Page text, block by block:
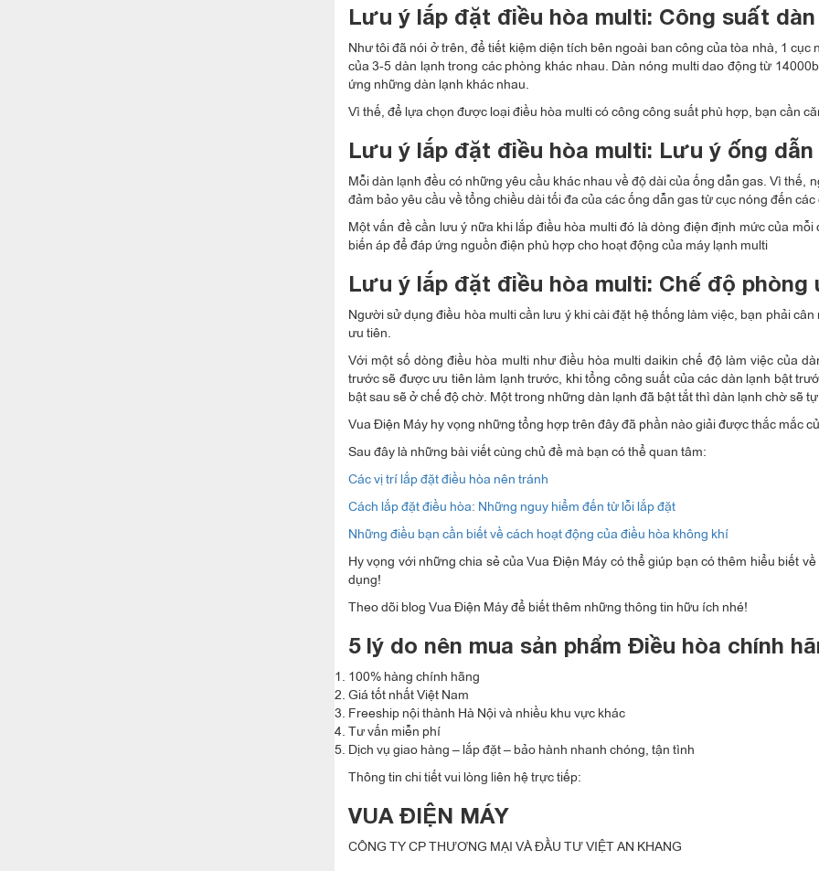
Lưu ý lắp đặt điều hòa multi: Công suất
Như tôi đã nói ở trên, để tiết kiệm diện tích bên ngoài ban công của tòa nhà, 1
của 3-5 dàn lạnh trong các phòng khác nhau. Dàn nóng multi dao động từ
ứng những dàn lạnh khác nhau.
Vì thế, để lựa chọn được loại điều hòa multi có công công suất phù hợp, bạn cần
Lưu ý lắp đặt điều hòa multi: Lưu ý ống dẫn
Mỗi dàn lạnh đều có những yêu cầu khác nhau về độ dài của ống dẫn gas. Vì
đảm bảo yêu cầu về tổng chiều dài tối đa của các ống dẫn gas từ cục nóng đến các
Một vấn đề cần lưu ý nữa khi lắp điều hòa multi đó là dòng điện định mức của
biến áp để đáp ứng nguồn điện phù hợp cho hoạt động của máy lạnh multi
Lưu ý lắp đặt điều hòa multi: Chế độ
Người sử dụng điều hòa multi cần lưu ý khi cài đặt hệ thống làm việc, bạn phải
ưu tiên.
Với một số dòng điều hòa multi như điều hòa multi daikin chế độ làm việc của
trước sẽ được ưu tiên làm lạnh trước, khi tổng công suất của các dàn lạnh bật
bật sau sẽ ở chế độ chờ. Một trong những dàn lạnh đã bật tắt thì dàn lạnh chờ sẽ
Vua Điện Máy hy vọng những tổng hợp trên đây đã phần nào giải được thắc mắc
Sau đây là những bài viết cùng chủ đề mà bạn có thể quan tâm:
Các vị trí lắp đặt điều hòa nên tránh
Cách lắp đặt điều hòa: Những nguy hiểm đến từ lỗi lắp đặt
Những điều bạn cần biết về cách hoạt động của điều hòa không khí
Hy vọng với những chia sẻ của Vua Điện Máy có thể giúp bạn có thêm hiểu biết
dụng!
Theo dõi blog Vua Điện Máy để biết thêm những thông tin hữu ích nhé!
5 lý do nên mua sản phẩm Điều hòa chính
100% hàng chính hãng
Giá tốt nhất Việt Nam
Freeship nội thành Hà Nội và nhiều khu vực khác
Tư vấn miễn phí
Dịch vụ giao hàng – lắp đặt – bảo hành nhanh chóng, tận tình
Thông tin chi tiết vui lòng liên hệ trực tiếp:
VUA ĐIỆN MÁY
CÔNG TY CP THƯƠNG MẠI VÀ ĐẦU TƯ VIỆT AN KHANG